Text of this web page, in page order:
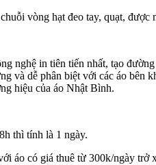
vòng hạt đeo tay, quạt, được
nghệ in tiên tiến nhất, tạo
và dễ phân biệt với các áo bên
hiệu của áo Nhật Bình.
thì tính là 1 ngày.
áo có giá thuê từ 300k/ngày